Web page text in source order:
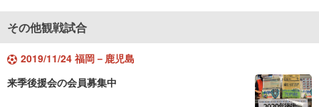
その他観戦試合
2019/11/24 福岡－鹿児島
来季後援会の会員募集中